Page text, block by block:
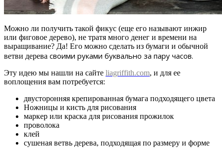
Можно ли получить такой фикус (еще его называют инжир
или фиговое дерево), не тратя много денег и времени на
выращивание? Да! Его можно сделать из бумаги и обычной
ветви дерева своими руками буквально за пару часов.
Эту идею мы нашли на сайте liagriffith.com, и для ее
воплощения вам потребуется:
двусторонняя крепированная бумага подходящего цвета
Ножницы и кисть для рисования
маркер или краска для рисования прожилок
проволока
клей
сушеная ветвь дерева, подходящая по размеру и форме